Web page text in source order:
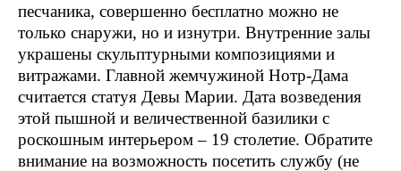
песчаника, совершенно бесплатно можно не
только снаружи, но и изнутри. Внутренние залы
украшены скульптурными композициями и
витражами. Главной жемчужиной Нотр-Дама
считается статуя Девы Марии. Дата возведения
этой пышной и величественной базилики с
роскошным интерьером – 19 столетие. Обратите
внимание на возможность посетить службу (не